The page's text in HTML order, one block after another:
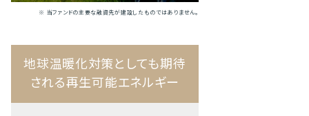
※ 当ファンドの主要な融資先が建設したものではありません。
地球温暖化対策としても期待
される再生可能エネルギー